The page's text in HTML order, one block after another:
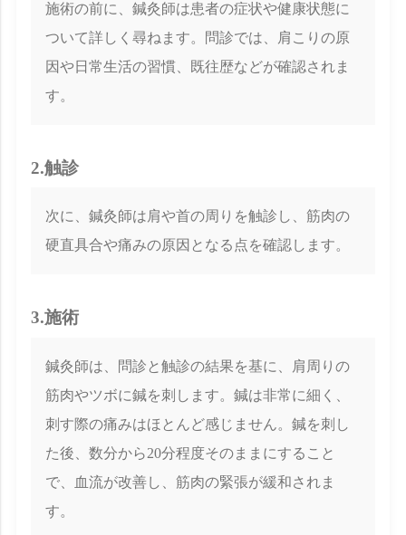
施術の前に、鍼灸師は患者の症状や健康状態に
ついて詳しく尋ねます。問診では、肩こりの原
因や日常生活の習慣、既往歴などが確認されま
す。
2.触診
次に、鍼灸師は肩や首の周りを触診し、筋肉の
硬直具合や痛みの原因となる点を確認します。
3.施術
鍼灸師は、問診と触診の結果を基に、肩周りの
筋肉やツボに鍼を刺します。鍼は非常に細く、
刺す際の痛みはほとんど感じません。鍼を刺し
た後、数分から20分程度そのままにすること
で、血流が改善し、筋肉の緊張が緩和されま
す。